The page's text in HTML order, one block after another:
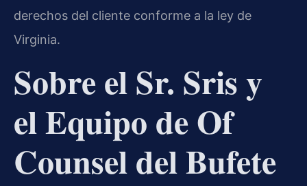
derechos del cliente conforme a la ley de
Virginia.
Sobre el Sr. Sris y
el Equipo de Of
Counsel del Bufete